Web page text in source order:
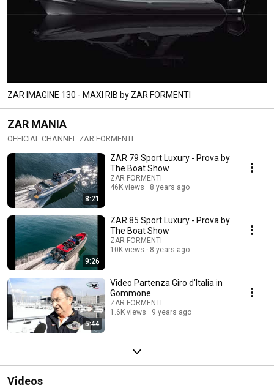
ZAR IMAGINE 130 - MAXI RIB by ZAR FORMENTI
ZAR MANIA
OFFICIAL CHANNEL ZAR FORMENTI
8:21
ZAR 79 Sport Luxury - Prova by
The Boat Show
ZAR FORMENTI
46K views
8 years ago
9:26
ZAR 85 Sport Luxury - Prova by
The Boat Show
ZAR FORMENTI
10K views
8 years ago
5:44
Video Partenza Giro d'Italia in
Gommone
ZAR FORMENTI
1.6K views
9 years ago
Videos